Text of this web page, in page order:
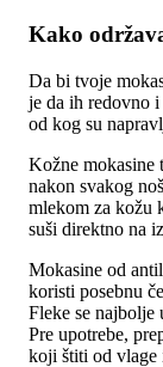
Kako
Da bi tvoje
je da ih redovno
od kog su
Kožne mokasine
nakon svakog
mlekom za kožu
suši direktno na
Mokasine od
koristi posebnu
Fleke se najbolje
Pre upotrebe,
koji štiti od vlage